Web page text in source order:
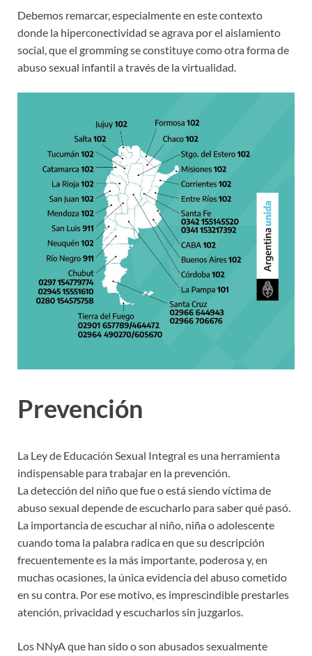
Debemos remarcar, especialmente en este contexto
donde la hiperconectividad se agrava por el aislamiento
social, que el gromming se constituye como otra forma de
abuso sexual infantil a través de la virtualidad.
Prevención
La Ley de Educación Sexual Integral es una herramienta
indispensable para trabajar en la prevención.
La detección del niño que fue o está siendo víctima de
abuso sexual depende de escucharlo para saber qué pasó.
La importancia de escuchar al niño, niña o adolescente
cuando toma la palabra radica en que su descripción
frecuentemente es la más importante, poderosa y, en
muchas ocasiones, la única evidencia del abuso cometido
en su contra. Por ese motivo, es imprescindible prestarles
atención, privacidad y escucharlos sin juzgarlos.
Los NNyA que han sido o son abusados sexualmente